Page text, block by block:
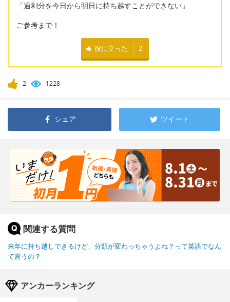
「過剰分を今日から明日に持ち越すことができない」
ご参考まで！
役に立った 2
2 1228
シェア ツイート
関連する質問
来年に持ち越しできるけど、分類が変わっちゃうよね？って英語でなん
て言うの？
アンカーランキング